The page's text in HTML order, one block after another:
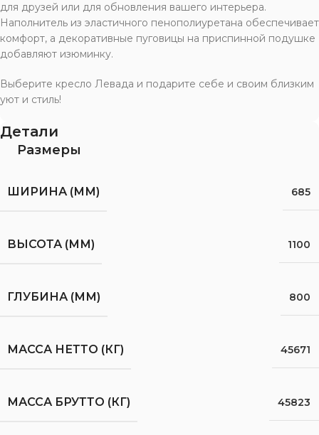
для друзей или для обновления вашего интерьера.
Наполнитель из эластичного пенополиуретана обеспечивает
комфорт, а декоративные пуговицы на приспинной подушке
добавляют изюминку.
Выберите кресло Левада и подарите себе и своим близким
уют и стиль!
Детали
Размеры
ШИРИНА (ММ) 685
ВЫСОТА (ММ) 1100
ГЛУБИНА (ММ) 800
МАССА НЕТТО (КГ) 45671
МАССА БРУТТО (КГ) 45823